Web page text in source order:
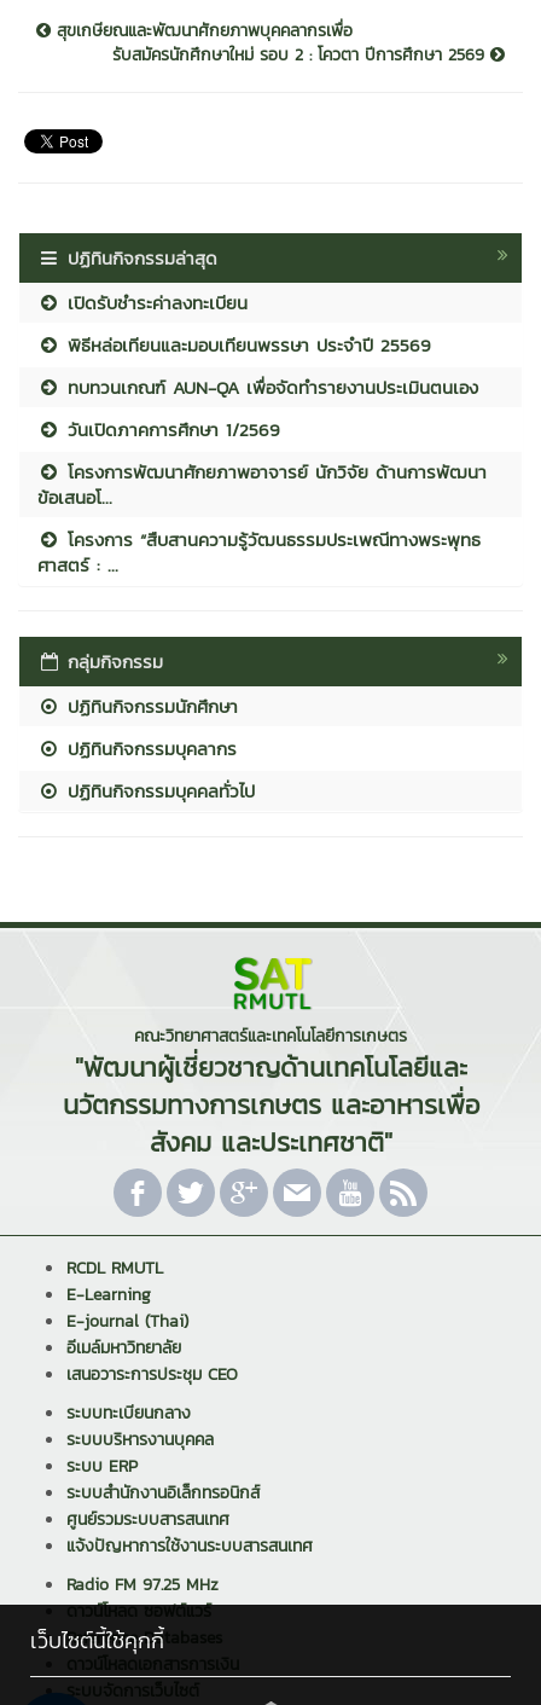
สุขเกษียณและพัฒนาศักยภาพบุคคลากรเพื่อ
รับสมัครนักศึกษาใหม่ รอบ 2 : โควตา ปีการศึกษา 2569
ปฏิทินกิจกรรมล่าสุด
เปิดรับชำระค่าลงทะเบียน
พิธีหล่อเทียนและมอบเทียนพรรษา ประจำปี 25569
ทบทวนเกณฑ์ AUN-QA เพื่อจัดทำรายงานประเมินตนเอง
วันเปิดภาคการศึกษา 1/2569
โครงการพัฒนาศักยภาพอาจารย์ นักวิจัย ด้านการพัฒนา
ข้อเสนอโ...
โครงการ “สืบสานความรู้วัฒนธรรมประเพณีทางพระพุทธ
ศาสตร์ : ...
กลุ่มกิจกรรม
ปฏิทินกิจกรรมนักศึกษา
ปฏิทินกิจกรรมบุคลากร
ปฏิทินกิจกรรมบุคคลทั่วไป
คณะวิทยาศาสตร์และเทคโนโลยีการเกษตร
"พัฒนาผู้เชี่ยวชาญด้านเทคโนโลยีและ
นวัตกรรมทางการเกษตร และอาหารเพื่อ
สังคม และประเทศชาติ"
RCDL RMUTL
E-Learning
E-journal (Thai)
อีเมล์มหาวิทยาลัย
เสนอวาระการประชุม CEO
ระบบทะเบียนกลาง
ระบบบริหารงานบุคคล
ระบบ ERP
ระบบสำนักงานอิเล็กทรอนิกส์
ศูนย์รวมระบบสารสนเทศ
แจ้งปัญหาการใช้งานระบบสารสนเทศ
Radio FM 97.25 MHz
ดาวน์โหลด ซอฟต์แวร์
Reference Databases
ระบบจัดการเว็บไซต์
เว็บไซต์นี้ใช้คุกกี้